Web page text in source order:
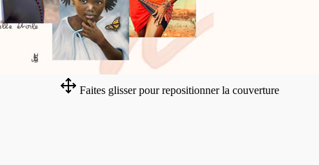
Faites glisser pour repositionner la couverture